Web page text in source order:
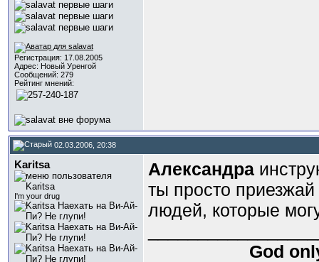
Регистрация: 17.08.2005
Адрес: Новый Уренгой
Сообщений: 279
Рейтинг мнений:
02.03.2006, 20:38
Karitsa
I'm your drug
Александра
ты просто
людей, которые
God